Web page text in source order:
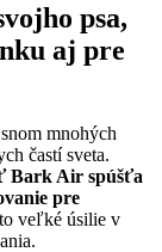
psa,
aj pre
mnohých
častí sveta.
Bark Air spúšťa
pre
veľké úsilie v